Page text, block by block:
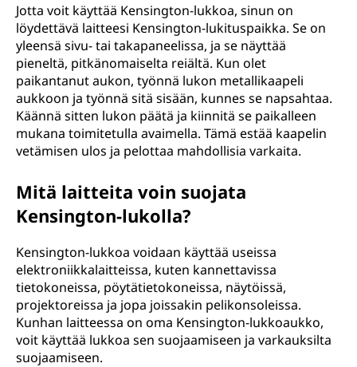
kJotta voit käyttää Kensington-lukkoa, sinun on
löydettävä laitteesi Kensington-lukituspaikka. Se on
yleensä sivu- tai takapaneelissa, ja se näyttää
pieneltä, pitkänomaiselta reiältä. Kun olet
paikantanut aukon, työnnä lukon metallikaapeli
aukkoon ja työnnä sitä sisään, kunnes se napsahtaa.
Käännä sitten lukon päätä ja kiinnitä se paikalleen
mukana toimitetulla avaimella. Tämä estää kaapelin
vetämisen ulos ja pelottaa mahdollisia varkaita.
Mitä laitteita voin suojata
Kensington-lukolla?
Kensington-lukkoa voidaan käyttää useissa
elektroniikkalaitteissa, kuten kannettavissa
tietokoneissa, pöytätietokoneissa, näytöissä,
projektoreissa ja jopa joissakin pelikonsoleissa.
Kunhan laitteessa on oma Kensington-lukkoaukko,
voit käyttää lukkoa sen suojaamiseen ja varkauksilta
suojaamiseen.